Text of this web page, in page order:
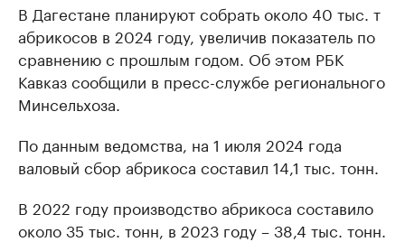
В Дагестане планируют собрать около 40 тыс. т
абрикосов в 2024 году, увеличив показатель по
сравнению с прошлым годом. Об этом РБК
Кавказ сообщили в пресс-службе регионального
Минсельхоза.
По данным ведомства, на 1 июля 2024 года
валовый сбор абрикоса составил 14,1 тыс. тонн.
В 2022 году производство абрикоса составило
около 35 тыс. тонн, в 2023 году – 38,4 тыс. тонн.